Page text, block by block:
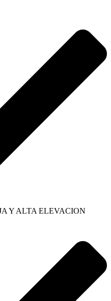
Y ALTA ELEVACION